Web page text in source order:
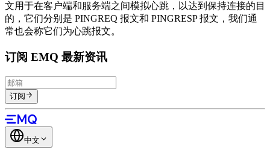
文用于在客户端和服务端之间模拟心跳，以达到保持连接的目
的，它们分别是 PINGREQ 报文和 PINGRESP 报文，我们通
常也会称它们为心跳报文。
订阅 EMQ 最新资讯
订阅
中文